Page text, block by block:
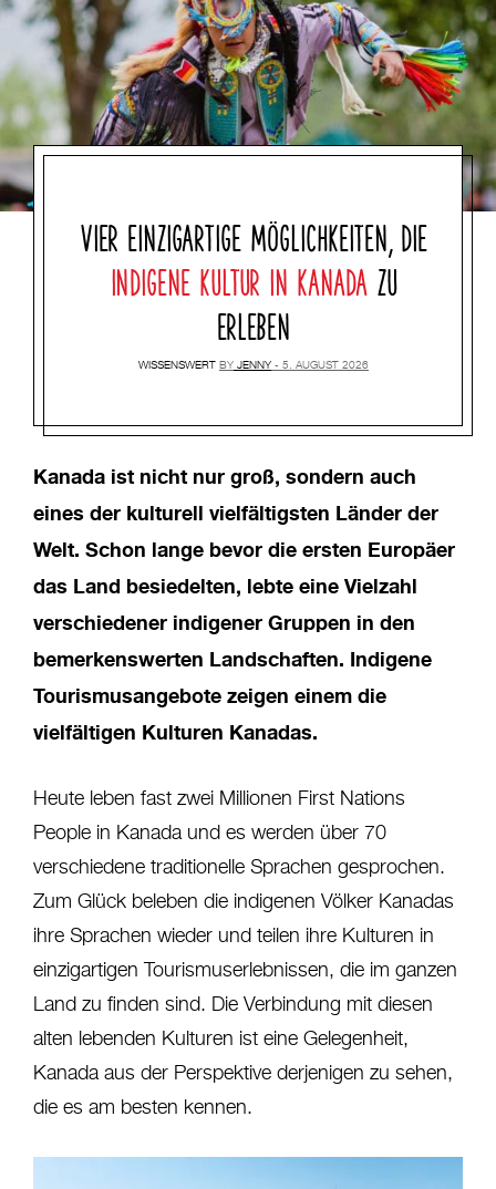
VIER EINZIGARTIGE MÖGLICHKEITEN, DIE
INDIGENE KULTUR IN KANADA ZU
ERLEBEN
WISSENSWERT BY JENNY 5. AUGUST 2026
Kanada ist nicht nur groß, sondern auch
eines der kulturell vielfältigsten Länder der
Welt. Schon lange bevor die ersten Europäer
das Land besiedelten, lebte eine Vielzahl
verschiedener indigener Gruppen in den
bemerkenswerten Landschaften. Indigene
Tourismusangebote zeigen einem die
vielfältigen Kulturen Kanadas.
Heute leben fast zwei Millionen First Nations
People in Kanada und es werden über 70
verschiedene traditionelle Sprachen gesprochen.
Zum Glück beleben die indigenen Völker Kanadas
ihre Sprachen wieder und teilen ihre Kulturen in
einzigartigen Tourismuserlebnissen, die im ganzen
Land zu finden sind. Die Verbindung mit diesen
alten lebenden Kulturen ist eine Gelegenheit,
Kanada aus der Perspektive derjenigen zu sehen,
die es am besten kennen.